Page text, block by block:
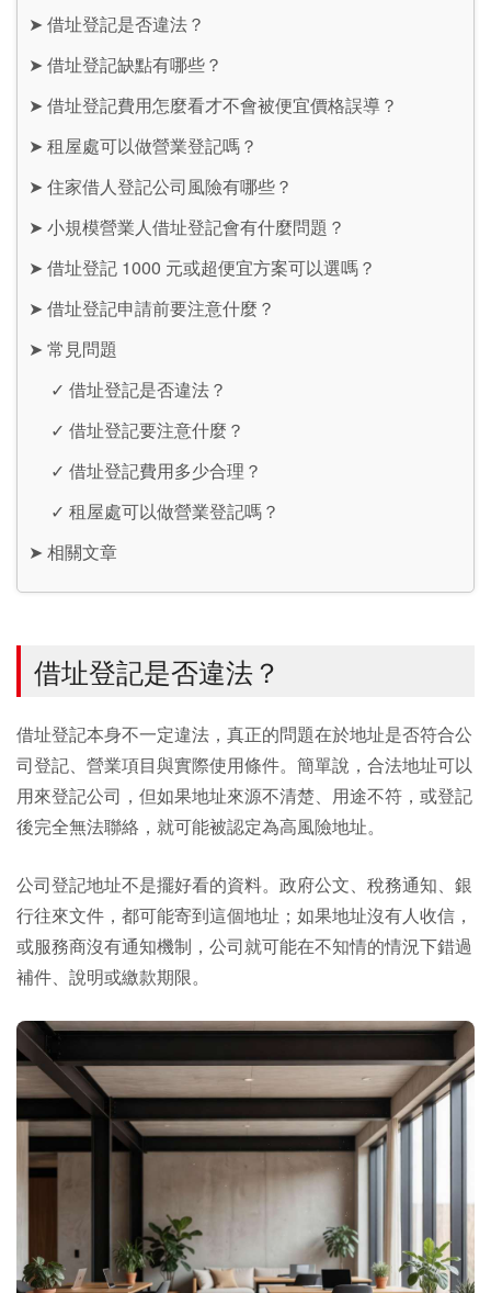
➤ 借址登記是否違法？
➤ 借址登記缺點有哪些？
➤ 借址登記費用怎麼看才不會被便宜價格誤導？
➤ 租屋處可以做營業登記嗎？
➤ 住家借人登記公司風險有哪些？
➤ 小規模營業人借址登記會有什麼問題？
➤ 借址登記 1000 元或超便宜方案可以選嗎？
➤ 借址登記申請前要注意什麼？
➤ 常見問題
✓ 借址登記是否違法？
✓ 借址登記要注意什麼？
✓ 借址登記費用多少合理？
✓ 租屋處可以做營業登記嗎？
➤ 相關文章
借址登記是否違法？
借址登記本身不一定違法，真正的問題在於地址是否符合公
司登記、營業項目與實際使用條件。簡單說，合法地址可以
用來登記公司，但如果地址來源不清楚、用途不符，或登記
後完全無法聯絡，就可能被認定為高風險地址。
公司登記地址不是擺好看的資料。政府公文、稅務通知、銀
行往來文件，都可能寄到這個地址；如果地址沒有人收信，
或服務商沒有通知機制，公司就可能在不知情的情況下錯過
補件、說明或繳款期限。